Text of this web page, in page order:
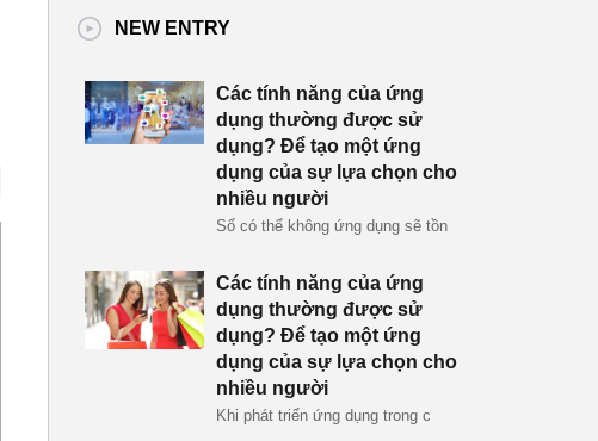
NEW ENTRY
Các tính năng của ứng
dụng thường được sử
dụng? Để tạo một ứng
dụng của sự lựa chọn cho
nhiều người
Số có thể không ứng dụng sẽ tồn
Các tính năng của ứng
dụng thường được sử
dụng? Để tạo một ứng
dụng của sự lựa chọn cho
nhiều người
Khi phát triển ứng dụng trong c